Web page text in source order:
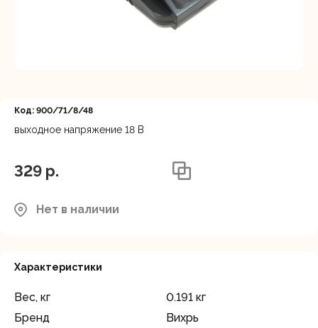
Код: 900/71/8/48
выходное напряжение 18 В
329 p.
Нет в наличии
Характеристики
Вес, кг
0.191 кг
Бренд
Вихрь
Регистрация